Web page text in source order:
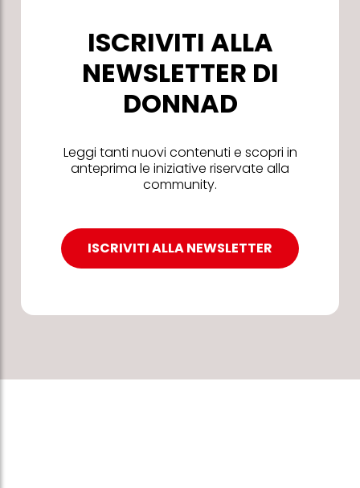
ISCRIVITI ALLA
NEWSLETTER DI
DONNAD
Leggi tanti nuovi contenuti e scopri in
anteprima le iniziative riservate alla
community.
ISCRIVITI ALLA NEWSLETTER